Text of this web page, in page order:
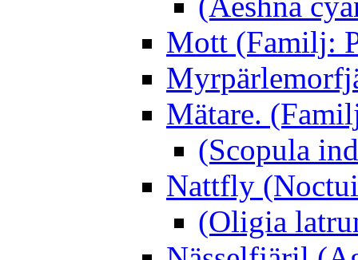
Mott (Familj:
Mätare.
(Scopula
Nattfly
(Oligia